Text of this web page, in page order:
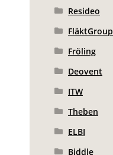
Resideo
FläktGroup
Fröling
Deovent
ITW
Theben
ELBI
Biddle